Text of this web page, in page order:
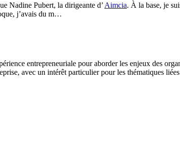
Nadine Pubert, la dirigeante d’ Aimcia. À la base, je
j’avais du m…
entrepreneuriale pour aborder les enjeux des
avec un intérêt particulier pour les thématiques